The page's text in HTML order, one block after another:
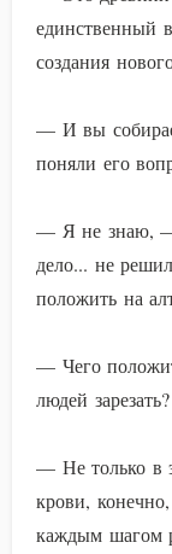
единственный
создания
— И вы
поняли его
— Я не знаю, —
дело... не
положить на
— Чего
людей зарезать?
— Не только в
крови,
каждым шагом